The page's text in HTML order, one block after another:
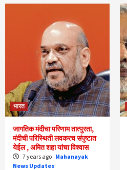
भारत
जागतिक मंदीचा परिणाम तात्पुरता,
मंदीची परिस्थिती लवकरच संपुष्टात
येईल , अमित शहा यांचा विश्वास
7 years ago Mahanayak
News Updates